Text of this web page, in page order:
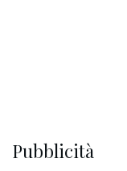
Pubblicità